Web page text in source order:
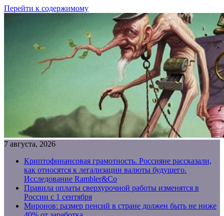
Перейти к содержимому
7 августа, 2026
Криптофинансовая грамотность. Россияне рассказали,
как относятся к легализации валюты будущего.
Исследование Rambler&Co
Правила оплаты сверхурочной работы изменятся в
России с 1 сентября
Миронов: размер пенсий в стране должен быть не ниже